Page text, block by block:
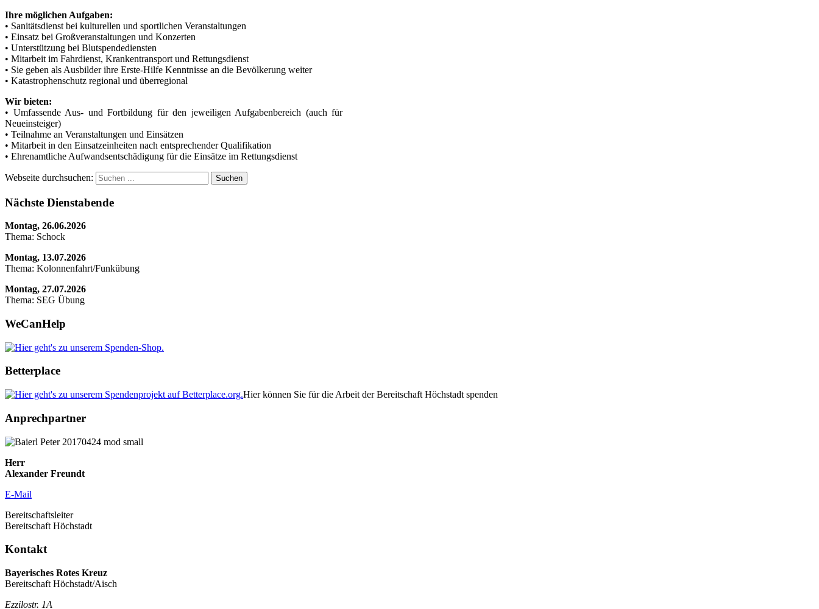
Ihre möglichen Aufgaben:
• Sanitätsdienst bei kulturellen und sportlichen Veranstaltungen
• Einsatz bei Großveranstaltungen und Konzerten
• Unterstützung bei Blutspendediensten
• Mitarbeit im Fahrdienst, Krankentransport und Rettungsdienst
• Sie geben als Ausbilder ihre Erste-Hilfe Kenntnisse an die Bevölkerung weiter
• Katastrophenschutz regional und überregional
Wir bieten:
• Umfassende Aus- und Fortbildung für den jeweiligen Aufgabenbereich (auch für
Neueinsteiger)
• Teilnahme an Veranstaltungen und Einsätzen
• Mitarbeit in den Einsatzeinheiten nach entsprechender Qualifikation
• Ehrenamtliche Aufwandsentschädigung für die Einsätze im Rettungsdienst
Webseite durchsuchen: Suchen
Nächste Dienstabende
Montag, 26.06.2026
Thema: Schock
Montag, 13.07.2026
Thema: Kolonnenfahrt/Funkübung
Montag, 27.07.2026
Thema: SEG Übung
WeCanHelp
Betterplace
Hier können Sie für die Arbeit der Bereitschaft Höchstadt spenden
Anprechpartner
Herr
Alexander Freundt
E-Mail
Bereitschaftsleiter
Bereitschaft Höchstadt
Kontakt
Bayerisches Rotes Kreuz
Bereitschaft Höchstadt/Aisch
Ezzilostr. 1A